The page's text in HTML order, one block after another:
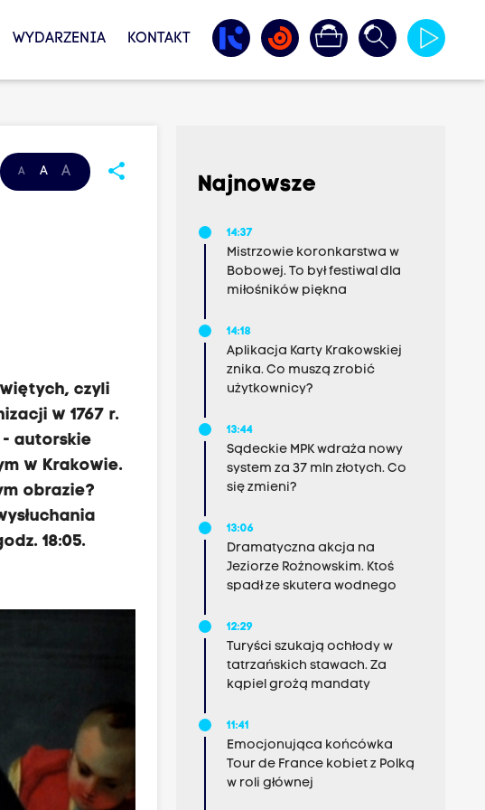
WYDARZENIA KONTAKT
A A A share
czyli
w 1767 r.
- autorskie
w Krakowie.
obrazie?
18:05.
Najnowsze
14:37
Mistrzowie koronkarstwa w
Bobowej. To był festiwal dla
miłośników piękna
14:18
Aplikacja Karty Krakowskiej
znika. Co muszą zrobić
użytkownicy?
13:44
Sądeckie MPK wdraża nowy
system za 37 mln złotych. Co
się zmieni?
13:06
Dramatyczna akcja na
Jeziorze Rożnowskim. Ktoś
spadł ze skutera wodnego
12:29
Turyści szukają ochłody w
tatrzańskich stawach. Za
kąpiel grożą mandaty
11:41
Emocjonująca końcówka
Tour de France kobiet z Polką
w roli głównej